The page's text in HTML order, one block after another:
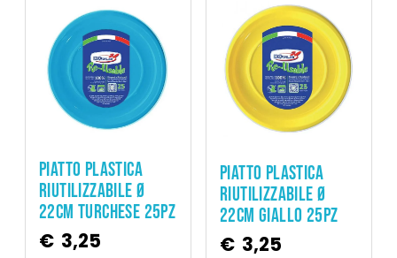
PIATTO PLASTICA
RIUTILIZZABILE Ø
22CM TURCHESE 25PZ
€ 3,25
PIATTO PLASTICA
RIUTILIZZABILE Ø
22CM GIALLO 25PZ
€ 3,25